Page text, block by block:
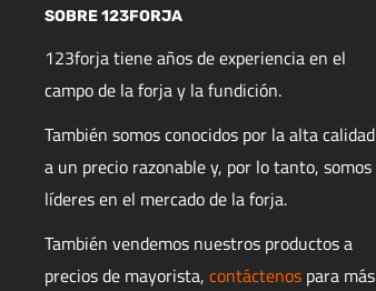
SOBRE 123FORJA
123forja tiene años de experiencia en el
campo de la forja y la fundición.
También somos conocidos por la alta calidad
a un precio razonable y, por lo tanto, somos
líderes en el mercado de la forja.
También vendemos nuestros productos a
precios de mayorista, contáctenos para más